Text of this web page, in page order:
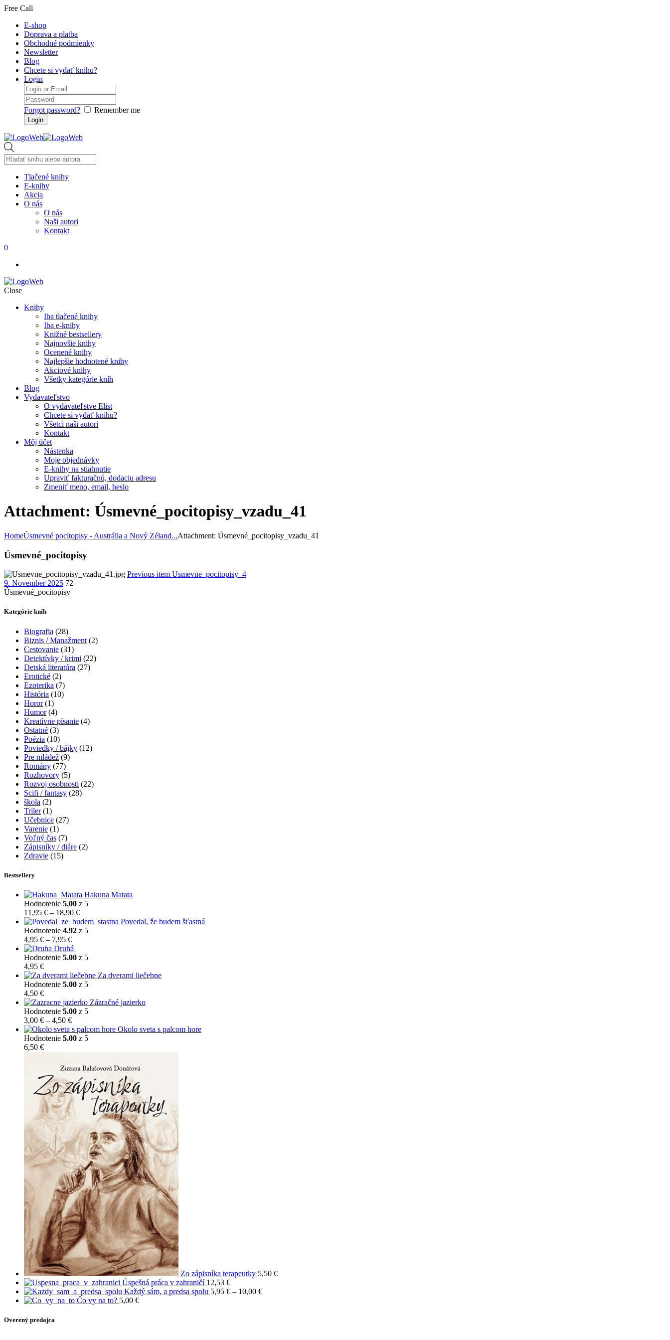
Free Call
E-shop
Doprava a platba
Obchodné podmienky
Newsletter
Blog
Chcete si vydať knihu?
Login
Forgot password? Remember me
search
Tlačené knihy
E-knihy
Akcia
O nás
O nás
Naši autori
Kontakt
0
Close
Knihy
Iba tlačené knihy
Iba e-knihy
Knižné bestsellery
Najnovšie knihy
Ocenené knihy
Najlepšie hodnotené knihy
Akciové knihy
Všetky kategórie kníh
Blog
Vydavateľstvo
O vydavateľstve Elist
Chcete si vydať knihu?
Všetci naši autori
Kontakt
Môj účet
Nástenka
Moje objednávky
E-knihy na stiahnutie
Upraviť fakturačnú, dodaciu adresu
Zmeniť meno, email, heslo
Attachment: Úsmevné_pocitopisy_vzadu_41
HomeÚsmevné pocitopisy - Austrália a Nový Zéland...Attachment: Úsmevné_pocitopisy_vzadu_41
Úsmevné_pocitopisy
Previous item Usmevne_pocitopisy_4
9. November 2025 72
Úsmevné_pocitopisy
Kategórie kníh
Biografia (28)
Biznis / Manažment (2)
Cestovanie (31)
Detektívky / krimi (22)
Detská literatúra (27)
Erotické (2)
Ezoterika (7)
História (10)
Horor (1)
Humor (4)
Kreatívne písanie (4)
Ostatné (3)
Poézia (10)
Poviedky / bájky (12)
Pre mládež (9)
Romány (77)
Rozhovory (5)
Rozvoj osobnosti (22)
Scifi / fantasy (28)
škola (2)
Triler (1)
Učebnice (27)
Varenie (1)
Voľný čas (7)
Zápisníky / diáre (2)
Zdravie (15)
Bestsellery
Hakuna Matata
Hodnotenie 5.00 z 5
11,95 € – 18,90 €Price
range:
11,95 €
Povedal, že budem šťastná
Hodnotenie 4.92 z 5
4,95 € – 7,95 €Price
range:
4,95 €
7,95 €
Druhá
Hodnotenie 5.00 z 5
4,95 €
Za dverami liečebne
Hodnotenie 5.00 z 5
4,50 €
Zázračné jazierko
Hodnotenie 5.00 z 5
3,00 € – 4,50 €Price
range:
3,00 €
Okolo sveta s palcom hore
Hodnotenie 5.00 z 5
6,50 €
Zo zápisníka terapeutky 5,50 €
Úspešná práca v zahraničí 12,53 €
Každý sám, a predsa spolu 5,95 € – 10,00 €Price
Čo vy na to? 5,00 €
Overený predajca